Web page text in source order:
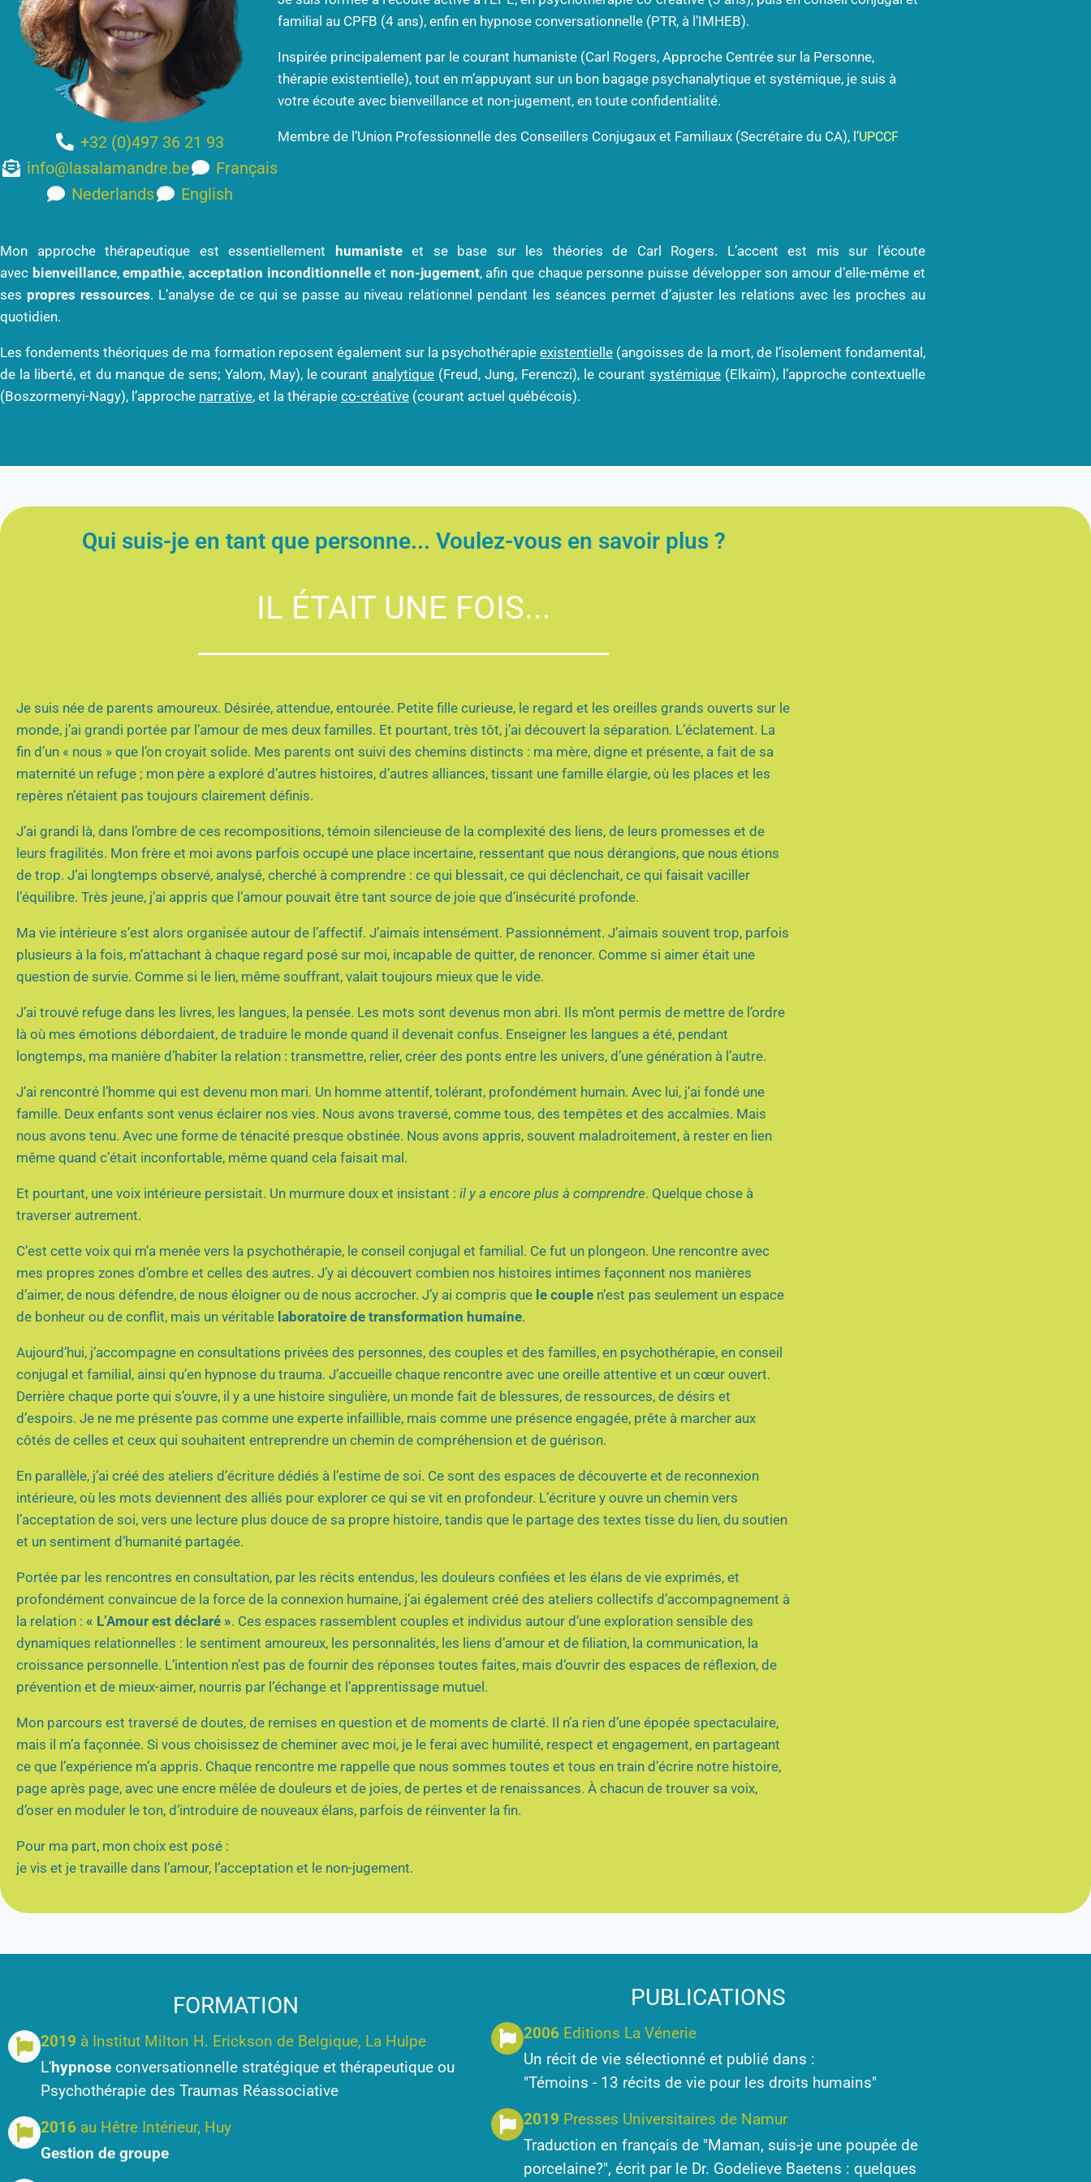
+32 (0)497 36 21 93
info@lasalamandre.be
Français
Nederlands
English
familial au CPFB (4 ans), enfin en hypnose conversationnelle (PTR, à l’IMHEB).
Inspirée principalement par le courant humaniste (Carl Rogers, Approche Centrée sur la Personne,
thérapie existentielle), tout en m’appuyant sur un bon bagage psychanalytique et systémique, je suis à
votre écoute avec bienveillance et non-jugement, en toute confidentialité.
Membre de l’Union Professionnelle des Conseillers Conjugaux et Familiaux (Secrétaire du CA), l’UPCCF
Mon approche thérapeutique est essentiellement humanisteet se base sur les théories de Carl Rogers. L’accent est mis sur l’écoute
avec bienveillance,empathie, acceptation inconditionnelleet non-jugement, afin que chaque personne puisse développer son amour d’elle-même et
ses propres ressources. L’analyse de ce qui se passe au niveau relationnel pendant les séances permet d’ajuster les relations avec les proches au
quotidien.
Les fondements théoriques de ma formation reposent également sur la psychothérapieexistentielle (angoisses de la mort, de l’isolement fondamental,
de la liberté, et du manque de sens; Yalom, May), le courant analytique (Freud, Jung, Ferenczi), le courantsystémique (Elkaïm), l’approche contextuelle
(Boszormenyi-Nagy), l’approche narrative, et la thérapie co-créative (courant actuel québécois).
Qui suis-je en tant que personne... Voulez-vous en savoir plus ?
IL ÉTAIT UNE FOIS...
Je suis née de parents amoureux. Désirée, attendue, entourée. Petite fille curieuse, le regard et les oreilles grands ouverts sur le
monde, j’ai grandi portée par l’amour de mes deux familles. Et pourtant, très tôt, j’ai découvert la séparation. L’éclatement. La
fin d’un « nous » que l’on croyait solide. Mes parents ont suivi des chemins distincts : ma mère, digne et présente, a fait de sa
maternité un refuge ; mon père a exploré d’autres histoires, d’autres alliances, tissant une famille élargie, où les places et les
repères n’étaient pas toujours clairement définis.
J’ai grandi là, dans l’ombre de ces recompositions, témoin silencieuse de la complexité des liens, de leurs promesses et de
leurs fragilités. Mon frère et moi avons parfois occupé une place incertaine, ressentant que nous dérangions, que nous étions
de trop. J’ai longtemps observé, analysé, cherché à comprendre : ce qui blessait, ce qui déclenchait, ce qui faisait vaciller
l’équilibre. Très jeune, j’ai appris que l’amour pouvait être tant source de joie que d’insécurité profonde.
Ma vie intérieure s’est alors organisée autour de l’affectif. J’aimais intensément. Passionnément. J’aimais souvent trop, parfois
plusieurs à la fois, m’attachant à chaque regard posé sur moi, incapable de quitter, de renoncer. Comme si aimer était une
question de survie. Comme si le lien, même souffrant, valait toujours mieux que le vide.
J’ai trouvé refuge dans les livres, les langues, la pensée. Les mots sont devenus mon abri. Ils m’ont permis de mettre de l’ordre
là où mes émotions débordaient, de traduire le monde quand il devenait confus. Enseigner les langues a été, pendant
longtemps, ma manière d’habiter la relation : transmettre, relier, créer des ponts entre les univers, d’une génération à l’autre.
J’ai rencontré l’homme qui est devenu mon mari. Un homme attentif, tolérant, profondément humain. Avec lui, j’ai fondé une
famille. Deux enfants sont venus éclairer nos vies. Nous avons traversé, comme tous, des tempêtes et des accalmies. Mais
nous avons tenu. Avec une forme de ténacité presque obstinée. Nous avons appris, souvent maladroitement, à rester en lien
même quand c’était inconfortable, même quand cela faisait mal.
Et pourtant, une voix intérieure persistait. Un murmure doux et insistant : il y a encore plus à comprendre. Quelque chose à
traverser autrement.
C’est cette voix qui m’a menée vers la psychothérapie, le conseil conjugal et familial. Ce fut un plongeon. Une rencontre avec
mes propres zones d’ombre et celles des autres. J’y ai découvert combien nos histoires intimes façonnent nos manières
d’aimer, de nous défendre, de nous éloigner ou de nous accrocher. J’y ai compris que le couple n’est pas seulement un espace
de bonheur ou de conflit, mais un véritable laboratoire de transformation humaine.
Aujourd’hui, j’accompagne en consultations privées des personnes, des couples et des familles, en psychothérapie, en conseil
conjugal et familial, ainsi qu’en hypnose du trauma. J’accueille chaque rencontre avec une oreille attentive et un cœur ouvert.
Derrière chaque porte qui s’ouvre, il y a une histoire singulière, un monde fait de blessures, de ressources, de désirs et
d’espoirs. Je ne me présente pas comme une experte infaillible, mais comme une présence engagée, prête à marcher aux
côtés de celles et ceux qui souhaitent entreprendre un chemin de compréhension et de guérison.
En parallèle, j’ai créé des ateliers d’écriture dédiés à l’estime de soi. Ce sont des espaces de découverte et de reconnexion
intérieure, où les mots deviennent des alliés pour explorer ce qui se vit en profondeur. L’écriture y ouvre un chemin vers
l’acceptation de soi, vers une lecture plus douce de sa propre histoire, tandis que le partage des textes tisse du lien, du soutien
et un sentiment d’humanité partagée.
Portée par les rencontres en consultation, par les récits entendus, les douleurs confiées et les élans de vie exprimés, et
profondément convaincue de la force de la connexion humaine, j’ai également créé des ateliers collectifs d’accompagnement à
la relation : « L’Amour est déclaré ». Ces espaces rassemblent couples et individus autour d’une exploration sensible des
dynamiques relationnelles : le sentiment amoureux, les personnalités, les liens d’amour et de filiation, la communication, la
croissance personnelle. L’intention n’est pas de fournir des réponses toutes faites, mais d’ouvrir des espaces de réflexion, de
prévention et de mieux-aimer, nourris par l’échange et l’apprentissage mutuel.
Mon parcours est traversé de doutes, de remises en question et de moments de clarté. Il n’a rien d’une épopée spectaculaire,
mais il m’a façonnée. Si vous choisissez de cheminer avec moi, je le ferai avec humilité, respect et engagement, en partageant
ce que l’expérience m’a appris. Chaque rencontre me rappelle que nous sommes toutes et tous en train d’écrire notre histoire,
page après page, avec une encre mêlée de douleurs et de joies, de pertes et de renaissances. À chacun de trouver sa voix,
d’oser en moduler le ton, d’introduire de nouveaux élans, parfois de réinventer la fin.
Pour ma part, mon choix est posé :
je vis et je travaille dans l’amour, l’acceptation et le non-jugement.
FORMATION
2019 à Institut Milton H. Erickson de Belgique, La Hulpe
L'hypnose conversationnelle stratégique et thérapeutique ou
Psychothérapie des Traumas Réassociative
2016 au Hêtre Intérieur, Huy
Gestion de groupe
PUBLICATIONS
2006 Editions La Vénerie
Un récit de vie sélectionné et publié dans :
"Témoins - 13 récits de vie pour les droits humains"
2019 Presses Universitaires de Namur
Traduction en français de "Maman, suis-je une poupée de
porcelaine?", écrit par le Dr. Godelieve Baetens : quelques